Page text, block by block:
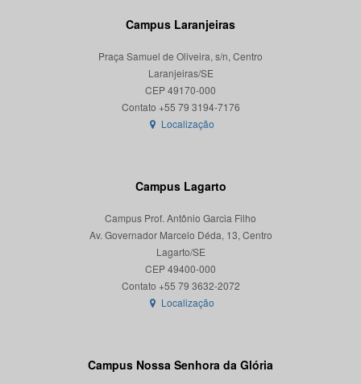
Campus Laranjeiras
Praça Samuel de Oliveira, s/n, Centro
Laranjeiras/SE
CEP 49170-000
Localização
Campus Lagarto
Campus Prof. Antônio Garcia Filho
Av. Governador Marcelo Déda, 13, Centro
Lagarto/SE
CEP 49400-000
Localização
Campus Nossa Senhora da Glória